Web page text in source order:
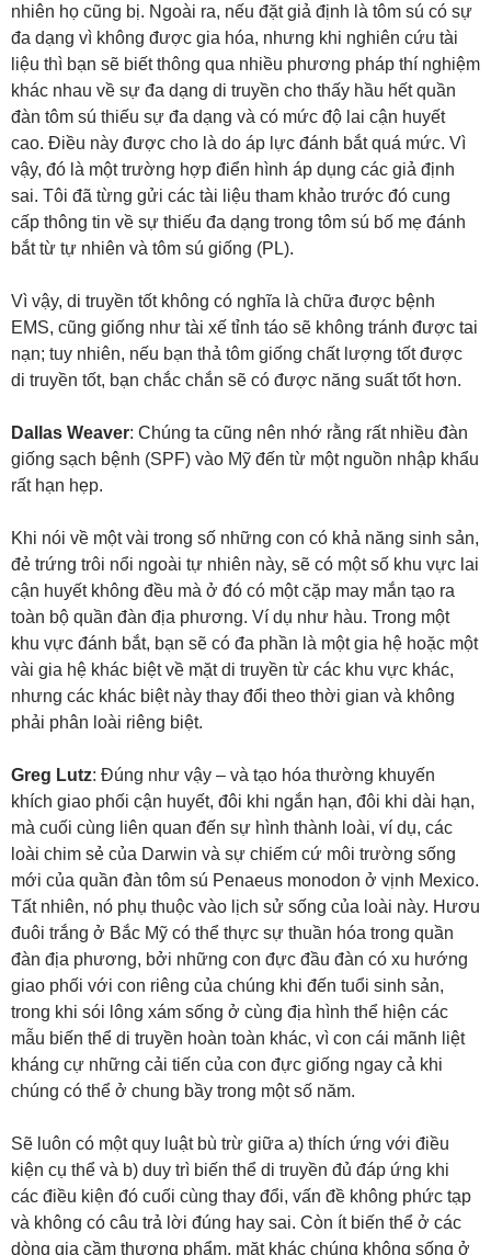
nhiên họ cũng bị. Ngoài ra, nếu đặt giả định là tôm sú có sự
đa dạng vì không được gia hóa, nhưng khi nghiên cứu tài
liệu thì bạn sẽ biết thông qua nhiều phương pháp thí nghiệm
khác nhau về sự đa dạng di truyền cho thấy hầu hết quần
đàn tôm sú thiếu sự đa dạng và có mức độ lai cận huyết
cao. Điều này được cho là do áp lực đánh bắt quá mức. Vì
vậy, đó là một trường hợp điển hình áp dụng các giả định
sai. Tôi đã từng gửi các tài liệu tham khảo trước đó cung
cấp thông tin về sự thiếu đa dạng trong tôm sú bố mẹ đánh
bắt từ tự nhiên và tôm sú giống (PL).
Vì vậy, di truyền tốt không có nghĩa là chữa được bệnh
EMS, cũng giống như tài xế tỉnh táo sẽ không tránh được tai
nạn; tuy nhiên, nếu bạn thả tôm giống chất lượng tốt được
di truyền tốt, bạn chắc chắn sẽ có được năng suất tốt hơn.
Dallas Weaver: Chúng ta cũng nên nhớ rằng rất nhiều đàn
giống sạch bệnh (SPF) vào Mỹ đến từ một nguồn nhập khẩu
rất hạn hẹp.
Khi nói về một vài trong số những con có khả năng sinh sản,
đẻ trứng trôi nổi ngoài tự nhiên này, sẽ có một số khu vực lai
cận huyết không đều mà ở đó có một cặp may mắn tạo ra
toàn bộ quần đàn địa phương. Ví dụ như hàu. Trong một
khu vực đánh bắt, bạn sẽ có đa phần là một gia hệ hoặc một
vài gia hệ khác biệt về mặt di truyền từ các khu vực khác,
nhưng các khác biệt này thay đổi theo thời gian và không
phải phân loài riêng biệt.
Greg Lutz: Đúng như vậy – và tạo hóa thường khuyến
khích giao phối cận huyết, đôi khi ngắn hạn, đôi khi dài hạn,
mà cuối cùng liên quan đến sự hình thành loài, ví dụ, các
loài chim sẻ của Darwin và sự chiếm cứ môi trường sống
mới của quần đàn tôm sú Penaeus monodon ở vịnh Mexico.
Tất nhiên, nó phụ thuộc vào lịch sử sống của loài này. Hươu
đuôi trắng ở Bắc Mỹ có thể thực sự thuần hóa trong quần
đàn địa phương, bởi những con đực đầu đàn có xu hướng
giao phối với con riêng của chúng khi đến tuổi sinh sản,
trong khi sói lông xám sống ở cùng địa hình thể hiện các
mẫu biến thể di truyền hoàn toàn khác, vì con cái mãnh liệt
kháng cự những cải tiến của con đực giống ngay cả khi
chúng có thể ở chung bầy trong một số năm.
Sẽ luôn có một quy luật bù trừ giữa a) thích ứng với điều
kiện cụ thể và b) duy trì biến thể di truyền đủ đáp ứng khi
các điều kiện đó cuối cùng thay đổi, vấn đề không phức tạp
và không có câu trả lời đúng hay sai. Còn ít biến thể ở các
dòng gia cầm thương phẩm, mặt khác chúng không sống ở